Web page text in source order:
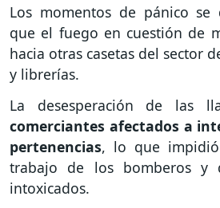
Los momentos de pánico se
que el fuego en cuestión de
hacia otras casetas del sector
y librerías.
La desesperación de las
comerciantes afectados a
pertenencias, lo que
trabajo de los bomberos y
intoxicados.